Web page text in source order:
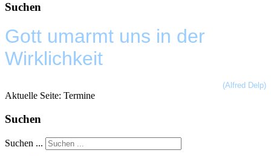
Suchen
Gott umarmt uns in der
Wirklichkeit
(Alfred Delp)
Aktuelle Seite: Termine
Suchen
Suchen ...